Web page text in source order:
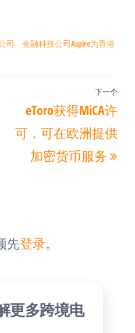
司 金融科技公司Aspire为香港
下
下一个
eToro获得MiCA许
可，可在欧洲提供
加密货币服务
先登录。
更多跨境电